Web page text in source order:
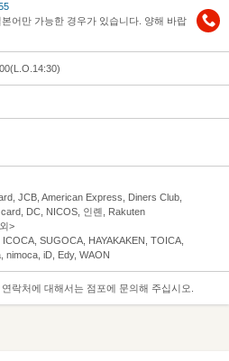
어만 가능한 경우가 있습니다. 양해 바랍
JCB, American Express, Diners Club,
DC, NICOS, 인롄, Rakuten
>
SUGOCA, HAYAKAKEN, TOICA,
nimoca, iD, Edy, WAON
락처에 대해서는 점포에 문의해 주십시오.